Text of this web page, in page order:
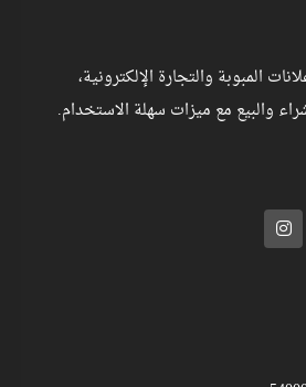
المبوبة والتجارة الإلكترونية،
والبيع مع ميزات سهلة الاستخدام.